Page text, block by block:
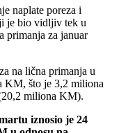
naplate poreza i
je bio vidljiv tek u
primanja za januar
na lična primanja u
KM, što je 3,2 miliona
miliona KM).
iznosio je 24